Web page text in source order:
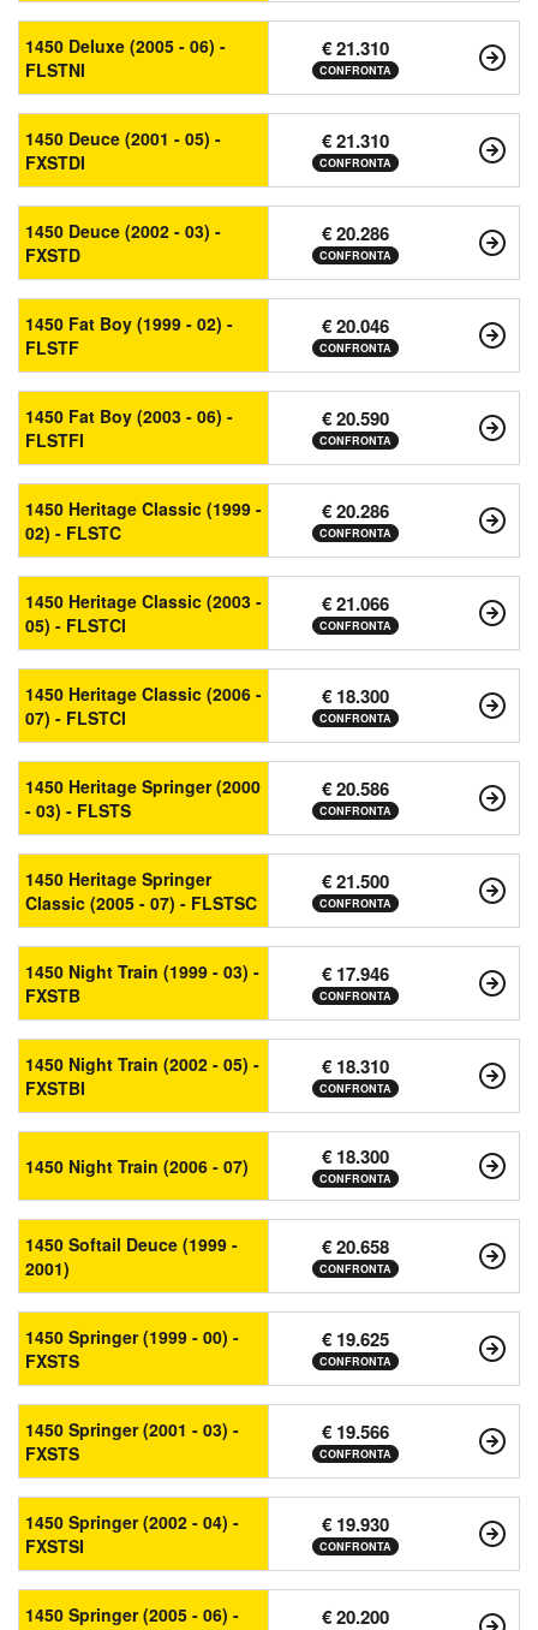
1450 Deluxe (2005 - 06) -
FLSTNI
€ 21.310
CONFRONTA
1450 Deuce (2001 - 05) -
FXSTDI
€ 21.310
CONFRONTA
1450 Deuce (2002 - 03) -
FXSTD
€ 20.286
CONFRONTA
1450 Fat Boy (1999 - 02) -
FLSTF
€ 20.046
CONFRONTA
1450 Fat Boy (2003 - 06) -
FLSTFI
€ 20.590
CONFRONTA
1450 Heritage Classic (1999 -
02) - FLSTC
€ 20.286
CONFRONTA
1450 Heritage Classic (2003 -
05) - FLSTCI
€ 21.066
CONFRONTA
1450 Heritage Classic (2006 -
07) - FLSTCI
€ 18.300
CONFRONTA
1450 Heritage Springer (2000
- 03) - FLSTS
€ 20.586
CONFRONTA
1450 Heritage Springer
Classic (2005 - 07) - FLSTSC
€ 21.500
CONFRONTA
1450 Night Train (1999 - 03) -
FXSTB
€ 17.946
CONFRONTA
1450 Night Train (2002 - 05) -
FXSTBI
€ 18.310
CONFRONTA
1450 Night Train (2006 - 07) € 18.300
CONFRONTA
1450 Softail Deuce (1999 -
2001)
€ 20.658
CONFRONTA
1450 Springer (1999 - 00) -
FXSTS
€ 19.625
CONFRONTA
1450 Springer (2001 - 03) -
FXSTS
€ 19.566
CONFRONTA
1450 Springer (2002 - 04) -
FXSTSI
€ 19.930
CONFRONTA
1450 Springer (2005 - 06) -
€ 20.200